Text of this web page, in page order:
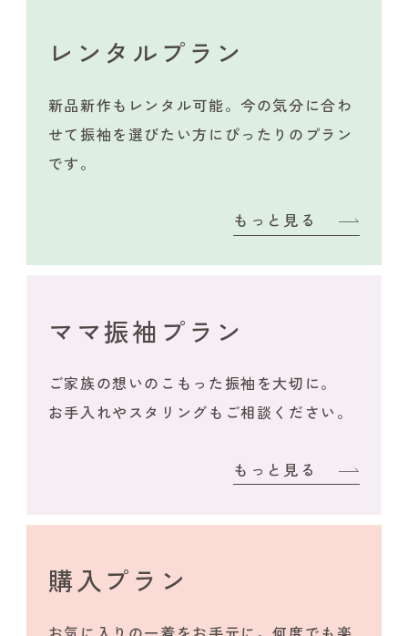
レンタルプラン
新品新作もレンタル可能。今の気分に合わ
せて振袖を選びたい方にぴったりのプラン
です。
もっと見る
ママ振袖プラン
ご家族の想いのこもった振袖を大切に。
お手入れやスタリングもご相談ください。
もっと見る
購入プラン